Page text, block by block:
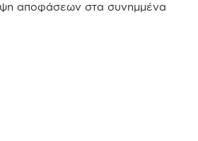
αποφάσεων στα συνημμένα